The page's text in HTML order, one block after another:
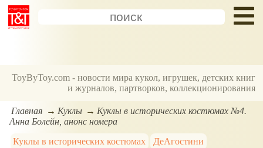
ToyByToy.com - новости мира кукол, игрушек, детских книг
и журналов, партворков, коллекционирования
Главная Куклы
Куклы в исторических костюмах №4.
Анна Болейн, анонс номера
Куклы в исторических костюмах
ДеАгостини